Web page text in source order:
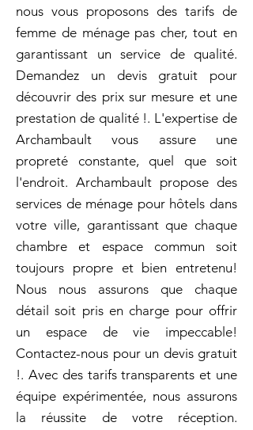
nous vous proposons des tarifs de
femme de ménage pas cher, tout en
garantissant un service de qualité.
Demandez un devis gratuit pour
découvrir des prix sur mesure et une
prestation de qualité !. L'expertise de
Archambault vous assure une
propreté constante, quel que soit
l'endroit. Archambault propose des
services de ménage pour hôtels dans
votre ville, garantissant que chaque
chambre et espace commun soit
toujours propre et bien entretenu!
Nous nous assurons que chaque
détail soit pris en charge pour offrir
un espace de vie impeccable!
Contactez-nous pour un devis gratuit
!. Avec des tarifs transparents et une
équipe expérimentée, nous assurons
la réussite de votre réception.